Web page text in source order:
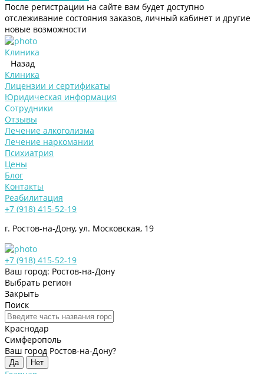
После регистрации на сайте вам будет доступно
отслеживание состояния заказов, личный кабинет и другие
новые возможности
Клиника
Назад
Клиника
Лицензии и сертификаты
Юридическая информация
Сотрудники
Отзывы
Лечение алкоголизма
Лечение наркомании
Психиатрия
Цены
Блог
Контакты
Реабилитация
+7 (918) 415-52-19
г. Ростов-на-Дону, ул. Московская, 19
+7 (918) 415-52-19
Ваш город: Ростов-на-Дону
Выбрать регион
Закрыть
Поиск
Краснодар
Симферополь
Ваш город Ростов-на-Дону?
Да Нет